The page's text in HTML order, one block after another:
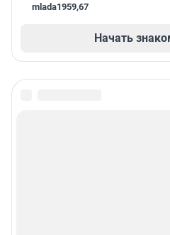
mlada1959,67
Начать